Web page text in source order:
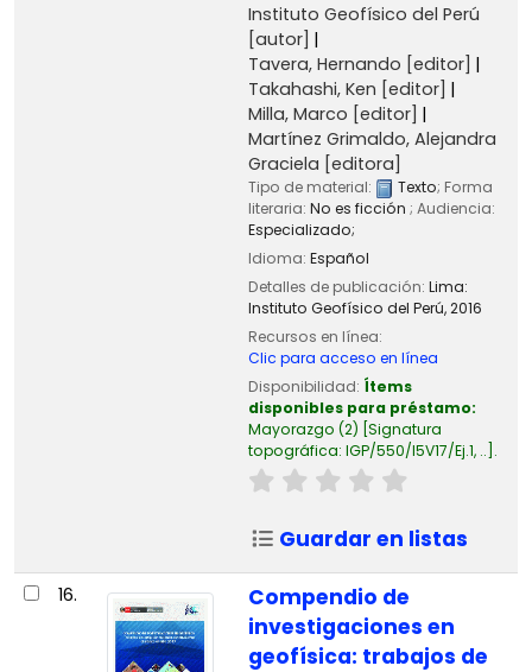
Instituto Geofísico del Perú
[autor]
Tavera, Hernando [editor]
Takahashi, Ken [editor]
Milla, Marco [editor]
Martínez Grimaldo, Alejandra
Graciela [editora]
Tipo de material: Texto; Forma
literaria: No es ficción ; Audiencia:
Especializado;
Idioma: Español
Detalles de publicación: Lima:
Instituto Geofísico del Perú,2016
Recursos en línea:
Clic para acceso en línea
Disponibilidad: Ítems
disponibles para préstamo:
Mayorazgo (2) Signatura
topográfica: IGP/550/I5V17/Ej.1, .. .
Guardar en listas
16.
Compendio de
investigaciones en
geofísica: trabajos de